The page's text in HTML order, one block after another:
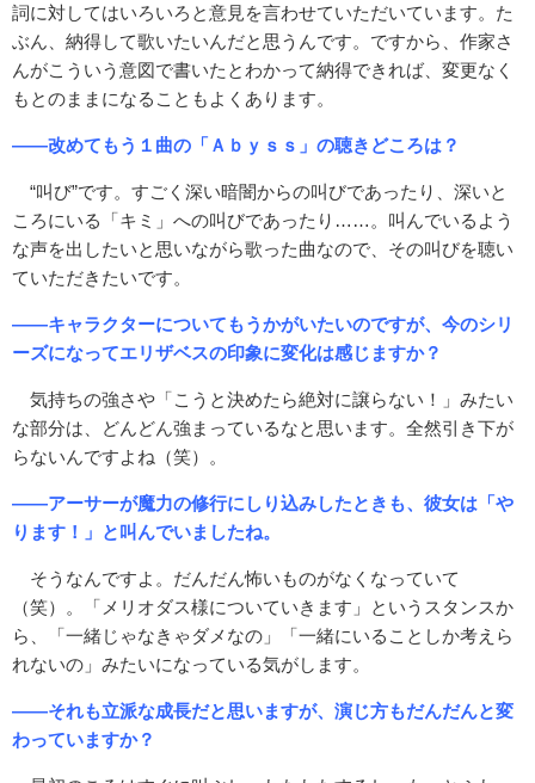
詞に対してはいろいろと意見を言わせていただいています。た
ぶん、納得して歌いたいんだと思うんです。ですから、作家さ
んがこういう意図で書いたとわかって納得できれば、変更なく
もとのままになることもよくあります。
――改めてもう１曲の「Ａｂｙｓｓ」の聴きどころは？
“叫び”です。すごく深い暗闇からの叫びであったり、深いと
ころにいる「キミ」への叫びであったり……。叫んでいるよう
な声を出したいと思いながら歌った曲なので、その叫びを聴い
ていただきたいです。
――キャラクターについてもうかがいたいのですが、今のシリ
ーズになってエリザベスの印象に変化は感じますか？
気持ちの強さや「こうと決めたら絶対に譲らない！」みたい
な部分は、どんどん強まっているなと思います。全然引き下が
らないんですよね（笑）。
――アーサーが魔力の修行にしり込みしたときも、彼女は「や
ります！」と叫んでいましたね。
そうなんですよ。だんだん怖いものがなくなっていて
（笑）。「メリオダス様についていきます」というスタンスか
ら、「一緒じゃなきゃダメなの」「一緒にいることしか考えら
れないの」みたいになっている気がします。
――それも立派な成長だと思いますが、演じ方もだんだんと変
わっていますか？